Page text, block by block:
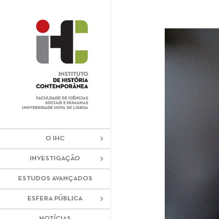
O IHC
INVESTIGAÇÃO
ESTUDOS AVANÇADOS
ESFERA PÚBLICA